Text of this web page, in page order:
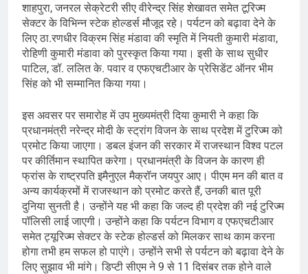
शाहपुरा, जनरल सेक्रेटरी सीए वीरेन्द्र सिंह शेखावत समेत टूरिज्म
सेक्टर के विभिन्न स्टेक होल्डर्स मौजूद रहे। पर्यटन को बढ़ावा देने के
लिए ठा.रणधीर विक्रम सिंह मंडावा की स्मृति में नियती कुमारी मंडावा,
रोहिणी कुमारी मंडावा को पुरस्कृत किया गया। इसी के साथ सुधीर
पाटिल, डॉ. ललित के. पवार व एफएचटीआर के प्रेसिडेंट ऑनर भीम
सिंह को भी सम्मानित किया गया।
इस अवसर पर समारोह में उप मुख्यमंत्री दिया कुमारी ने कहा कि
प्रधानमंत्री नरेन्द्र मोदी के स्ट्रांग विजन के साथ प्रदेश में टुरिज्म को
प्रमोट किया जाएगा। डबल इंजन की सरकार में राजस्थान विश्व पटल
पर कीर्तिमान स्थापित करेगा। प्रधानमंत्री के विजन के कारण ही
फ्रांस के राष्ट्रपति इमैनुएल मैक्रॉन जयपुर आए। पीएम मन की बात व
अन्य कार्यक्रमों में राजस्थान को प्रमोट करते हैं, उनकी बात पूरी
दुनिया सुनती है। उन्होंने यह भी कहा कि जल्द ही प्रदेश की नई टुरिज्म
पॉलिसी लाई जाएगी। उन्होंने कहा कि पर्यटन विभाग व एफएचटीआर
समेत ट्यूरिज्म सेक्टर के स्टेक होल्डर्स को मिलकर साथ काम करना
होगा तभी हम सफल हो पाएंगे। उन्होंने सभी से पर्यटन को बढ़ावा देने के
लिए सुझाव भी मांगे। डिप्टी सीएम ने 9 से 11 दिसंबर तक होने वाले